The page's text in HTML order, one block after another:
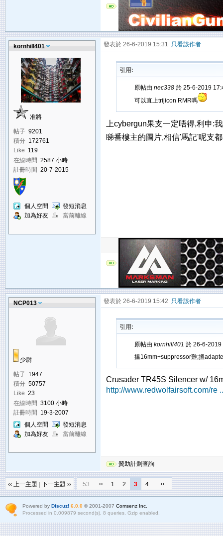
kornhill401
准將
帖子 9201
積分 172761
Like 119
在線時間 2587 小時
註冊時間 20-7-2015
個人空間
發短消息
加為好友
當前離線
發表於 26-6-2019 15:31 只看該作者
引用:
原帖由 nec338於 25-6-2019
可以直上trijicon RMR嗎
上cybergun果支一定唔得,利申:
睇番樓主的圖片,相信'馬記'呢支
NCP013
少尉
帖子 1947
積分 50757
Like 23
在線時間 3100 小時
註冊時間 19-3-2007
個人空間
發短消息
加為好友
當前離線
發表於 26-6-2019 15:42 只看該作者
引用:
原帖由 kornhill401 於 26-6-
搵16mm+suppressor難;搵
Crusader TR45S Silencer w/
http://www.redwolfairsoft.com/re
贊助計劃查詢
‹‹ 上一主題 下一主題 ›› 53 ‹‹ 1 2 3 4 ››
Powered by Discuz! 6.0.0© 2001-2007 Comsenz Inc.
Processed in 0.009879 second(s), 8 queries, Gzip enabled.